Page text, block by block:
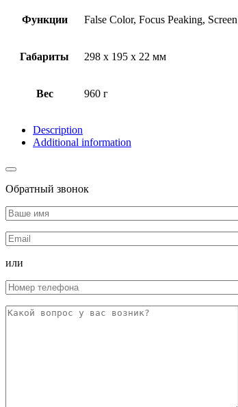
Функции False Color, Focus Peaking,
Габариты 298 x 195 x 22 мм
Вес 960 г
Description
Additional information
Обратный звонок
или